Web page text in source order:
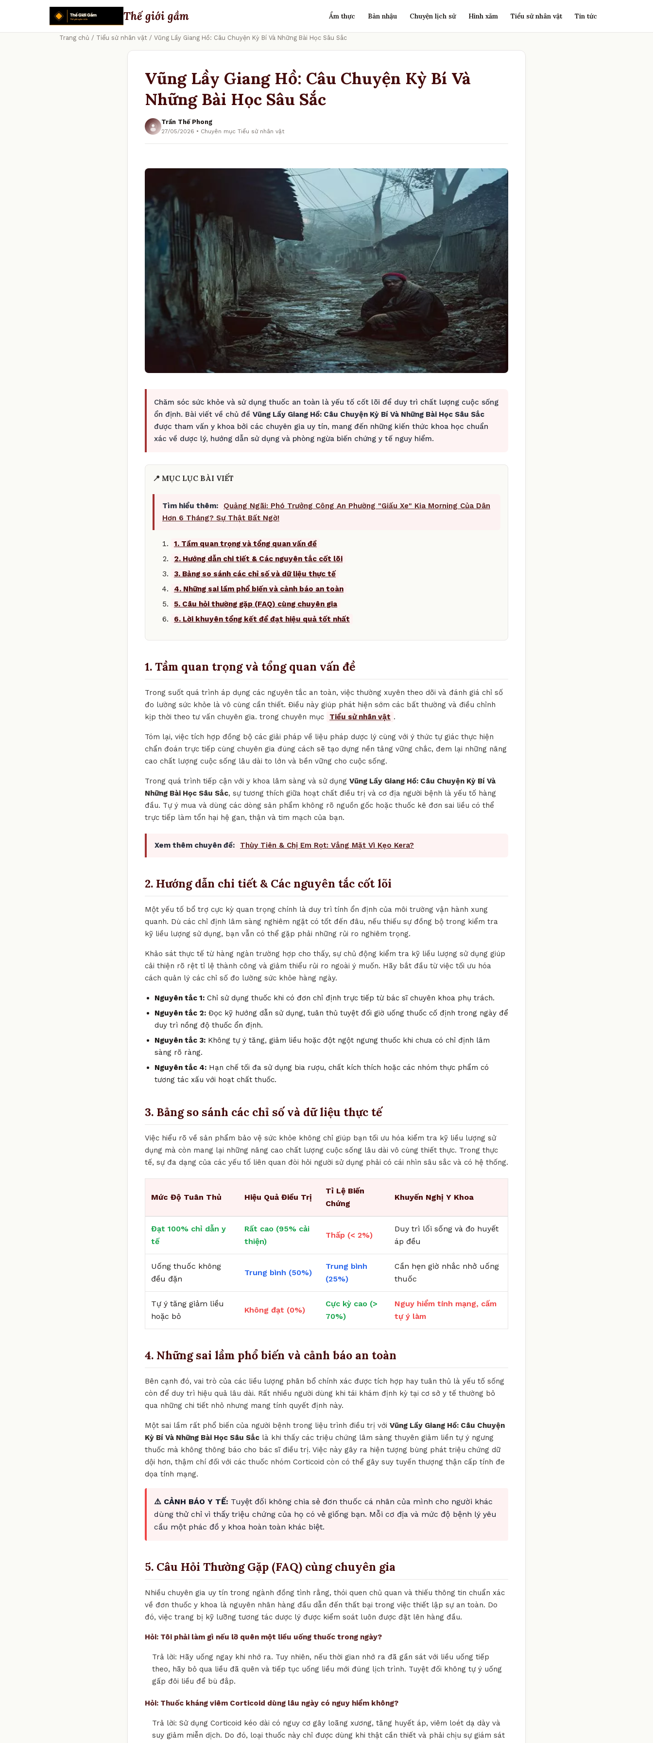
Thế giới gầm Ẩm thực Bàn nhậu Chuyện lịch sử Hình xăm Tiểu sử nhân vật Tin tức
Trang chủ / Tiểu sử nhân vật / Vũng Lầy Giang Hồ: Câu Chuyện Kỳ Bí Và Những Bài Học Sâu Sắc
Vũng Lầy Giang Hồ: Câu Chuyện Kỳ Bí Và
Những Bài Học Sâu Sắc
Trần Thế Phong
27/05/2026 • Chuyên mục Tiểu sử nhân vật
Chăm sóc sức khỏe và sử dụng thuốc an toàn là yếu tố cốt lõi để duy trì chất lượng cuộc sống
ổn định. Bài viết về chủ đề Vũng Lầy Giang Hồ: Câu Chuyện Kỳ Bí Và Những Bài Học Sâu Sắc
được tham vấn y khoa bởi các chuyên gia uy tín, mang đến những kiến thức khoa học chuẩn
xác về dược lý, hướng dẫn sử dụng và phòng ngừa biến chứng y tế nguy hiểm.
📍 MỤC LỤC BÀI VIẾT
Tìm hiểu thêm:
Quảng Ngãi: Phó Trưởng Công An Phường "Giấu Xe" Kia Morning Của Dân
Hơn 6 Tháng? Sự Thật Bất Ngờ!
1. Tầm quan trọng và tổng quan vấn đề
2. Hướng dẫn chi tiết & Các nguyên tắc cốt lõi
3. Bảng so sánh các chỉ số và dữ liệu thực tế
4. Những sai lầm phổ biến và cảnh báo an toàn
5. Câu hỏi thường gặp (FAQ) cùng chuyên gia
6. Lời khuyên tổng kết để đạt hiệu quả tốt nhất
1. Tầm quan trọng và tổng quan vấn đề
Trong suốt quá trình áp dụng các nguyên tắc an toàn, việc thường xuyên theo dõi và đánh giá chỉ số
đo lường sức khỏe là vô cùng cần thiết. Điều này giúp phát hiện sớm các bất thường và điều chỉnh
kịp thời theo tư vấn chuyên gia. trong chuyên mục
Tiểu sử nhân vật .
Tóm lại, việc tích hợp đồng bộ các giải pháp về liệu pháp dược lý cùng với ý thức tự giác thực hiện
chẩn đoán trực tiếp cùng chuyên gia đúng cách sẽ tạo dựng nền tảng vững chắc, đem lại những nâng
cao chất lượng cuộc sống lâu dài to lớn và bền vững cho cuộc sống.
Trong quá trình tiếp cận với y khoa lâm sàng và sử dụng Vũng Lầy Giang Hồ: Câu Chuyện Kỳ Bí Và
Những Bài Học Sâu Sắc, sự tương thích giữa hoạt chất điều trị và cơ địa người bệnh là yếu tố hàng
đầu. Tự ý mua và dùng các dòng sản phẩm không rõ nguồn gốc hoặc thuốc kê đơn sai liều có thể
trực tiếp làm tổn hại hệ gan, thận và tim mạch của bạn.
Xem thêm chuyên đề: Thùy Tiên & Chị Em Rọt: Vắng Mặt Vì Kẹo Kera?
2. Hướng dẫn chi tiết & Các nguyên tắc cốt lõi
Một yếu tố bổ trợ cực kỳ quan trọng chính là duy trì tính ổn định của môi trường vận hành xung
quanh. Dù các chỉ định lâm sàng nghiêm ngặt có tốt đến đâu, nếu thiếu sự đồng bộ trong kiểm tra
kỹ liều lượng sử dụng, bạn vẫn có thể gặp phải những rủi ro nghiêm trọng.
Khảo sát thực tế từ hàng ngàn trường hợp cho thấy, sự chủ động kiểm tra kỹ liều lượng sử dụng giúp
cải thiện rõ rệt tỉ lệ thành công và giảm thiểu rủi ro ngoài ý muốn. Hãy bắt đầu từ việc tối ưu hóa
cách quản lý các chỉ số đo lường sức khỏe hàng ngày.
Nguyên tắc 1: Chỉ sử dụng thuốc khi có đơn chỉ định trực tiếp từ bác sĩ chuyên khoa phụ trách.
Nguyên tắc 2: Đọc kỹ hướng dẫn sử dụng, tuân thủ tuyệt đối giờ uống thuốc cố định trong ngày để
duy trì nồng độ thuốc ổn định.
Nguyên tắc 3: Không tự ý tăng, giảm liều hoặc đột ngột ngưng thuốc khi chưa có chỉ định lâm
sàng rõ ràng.
Nguyên tắc 4: Hạn chế tối đa sử dụng bia rượu, chất kích thích hoặc các nhóm thực phẩm có
tương tác xấu với hoạt chất thuốc.
3. Bảng so sánh các chỉ số và dữ liệu thực tế
Việc hiểu rõ về sản phẩm bảo vệ sức khỏe không chỉ giúp bạn tối ưu hóa kiểm tra kỹ liều lượng sử
dụng mà còn mang lại những nâng cao chất lượng cuộc sống lâu dài vô cùng thiết thực. Trong thực
tế, sự đa dạng của các yếu tố liên quan đòi hỏi người sử dụng phải có cái nhìn sâu sắc và có hệ thống.
Mức Độ Tuân Thủ Hiệu Quả Điều Trị
Tỉ Lệ Biến
Chứng
Khuyến Nghị Y Khoa
Đạt 100% chỉ dẫn y
tế
Rất cao (95% cải
thiện)
Thấp (< 2%)
Duy trì lối sống và đo huyết
áp đều
Uống thuốc không
đều đặn
Trung bình (50%)
Trung bình
(25%)
Cần hẹn giờ nhắc nhở uống
thuốc
Tự ý tăng giảm liều
hoặc bỏ
Không đạt (0%)
Cực kỳ cao (>
70%)
Nguy hiểm tính mạng, cấm
tự ý làm
4. Những sai lầm phổ biến và cảnh báo an toàn
Bên cạnh đó, vai trò của các liều lượng phân bổ chính xác được tích hợp hay tuân thủ là yếu tố sống
còn để duy trì hiệu quả lâu dài. Rất nhiều người dùng khi tái khám định kỳ tại cơ sở y tế thường bỏ
qua những chi tiết nhỏ nhưng mang tính quyết định này.
Một sai lầm rất phổ biến của người bệnh trong liệu trình điều trị với Vũng Lầy Giang Hồ: Câu Chuyện
Kỳ Bí Và Những Bài Học Sâu Sắc là khi thấy các triệu chứng lâm sàng thuyên giảm liền tự ý ngưng
thuốc mà không thông báo cho bác sĩ điều trị. Việc này gây ra hiện tượng bùng phát triệu chứng dữ
dội hơn, thậm chí đối với các thuốc nhóm Corticoid còn có thể gây suy tuyến thượng thận cấp tính đe
dọa tính mạng.
⚠️ CẢNH BÁO Y TẾ: Tuyệt đối không chia sẻ đơn thuốc cá nhân của mình cho người khác
dùng thử chỉ vì thấy triệu chứng của họ có vẻ giống bạn. Mỗi cơ địa và mức độ bệnh lý yêu
cầu một phác đồ y khoa hoàn toàn khác biệt.
5. Câu Hỏi Thường Gặp (FAQ) cùng chuyên gia
Nhiều chuyên gia uy tín trong ngành đồng tình rằng, thói quen chủ quan và thiếu thông tin chuẩn xác
về đơn thuốc y khoa là nguyên nhân hàng đầu dẫn đến thất bại trong việc thiết lập sự an toàn. Do
đó, việc trang bị kỹ lưỡng tương tác dược lý được kiểm soát luôn được đặt lên hàng đầu.
Hỏi: Tôi phải làm gì nếu lỡ quên một liều uống thuốc trong ngày?
Trả lời: Hãy uống ngay khi nhớ ra. Tuy nhiên, nếu thời gian nhớ ra đã gần sát với liều uống tiếp
theo, hãy bỏ qua liều đã quên và tiếp tục uống liều mới đúng lịch trình. Tuyệt đối không tự ý uống
gấp đôi liều để bù đắp.
Hỏi: Thuốc kháng viêm Corticoid dùng lâu ngày có nguy hiểm không?
Trả lời: Sử dụng Corticoid kéo dài có nguy cơ gây loãng xương, tăng huyết áp, viêm loét dạ dày và
suy giảm miễn dịch. Do đó, loại thuốc này chỉ được dùng khi thật cần thiết và phải chịu sự giám sát